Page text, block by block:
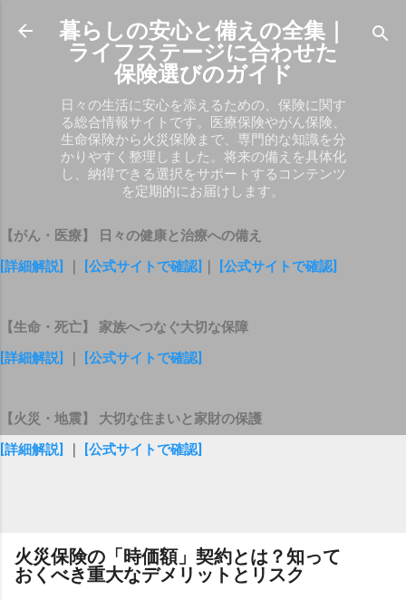
スキップしてメイン コンテンツに移動
暮らしの安心と備えの全集｜
ライフステージに合わせた
保険選びのガイド
日々の生活に安心を添えるための、保険に関す
る総合情報サイトです。医療保険やがん保険、
生命保険から火災保険まで、専門的な知識を分
かりやすく整理しました。将来の備えを具体化
し、納得できる選択をサポートするコンテンツ
を定期的にお届けします。
【がん・医療】 日々の健康と治療への備え
[詳細解説]
[公式サイトで確認] [公式サイトで確認]
【生命・死亡】 家族へつなぐ大切な保障
[詳細解説]
[公式サイトで確認]
【火災・地震】 大切な住まいと家財の保護
[詳細解説]
[公式サイトで確認]
火災保険の「時価額」契約とは？知って
おくべき重大なデメリットとリスク